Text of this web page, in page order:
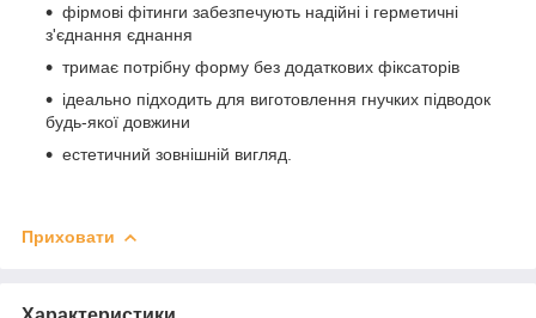
фірмові фітинги забезпечують надійні і герметичні
з'єднання єднання
тримає потрібну форму без додаткових фіксаторів
ідеально підходить для виготовлення гнучких підводок
будь-якої довжини
естетичний зовнішній вигляд.
Приховати